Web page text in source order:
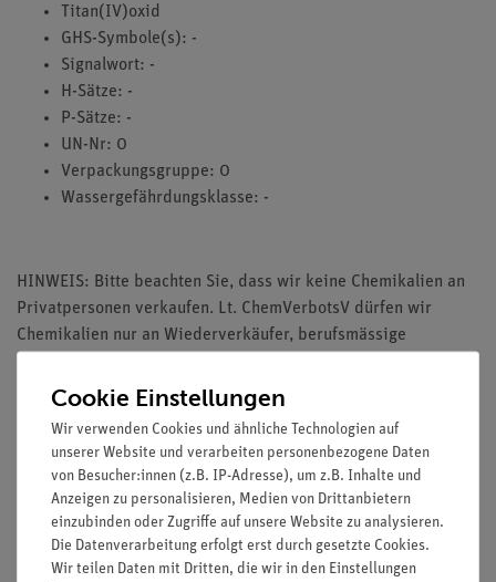
Titan(IV)oxid
GHS-Symbole(s): -
Signalwort: -
H-Sätze: -
P-Sätze: -
UN-Nr: 0
Verpackungsgruppe: 0
Wassergefährdungsklasse: -
HINWEIS: Bitte beachten Sie, dass wir keine Chemikalien an
Privatpersonen verkaufen. Lt. ChemVerbotsV dürfen wir
Chemikalien nur an Wiederverkäufer, berufsmässige
Lehranstalten abgeben.
Media / Downloads
Cookie Einstellungen
Wir verwenden Cookies und ähnliche Technologien auf
unserer Website und verarbeiten personenbezogene Daten
von Besucher:innen (z.B. IP-Adresse), um z.B. Inhalte und
Anzeigen zu personalisieren, Medien von Drittanbietern
einzubinden oder Zugriffe auf unsere Website zu analysieren.
Die Datenverarbeitung erfolgt erst durch gesetzte Cookies.
Wir teilen Daten mit Dritten, die wir in den Einstellungen